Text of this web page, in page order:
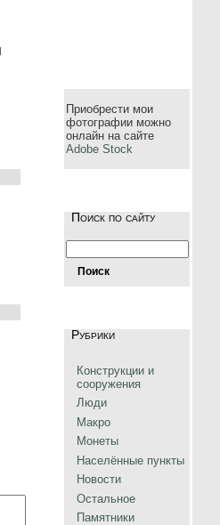
Приобрести мои
фотографии можно
онлайн на сайте
Adobe Stock
Поиск по сайту
Рубрики
Конструкции и
сооружения
Люди
Макро
Монеты
Населённые пункты
Новости
Остальное
Памятники